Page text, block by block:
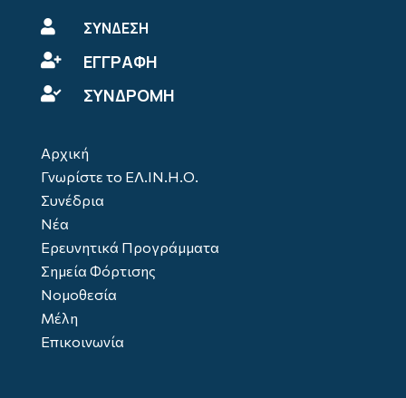
 ΣΥΝΔΕΣΗ
 ΕΓΓΡΑΦΗ
 ΣΥΝΔΡΟΜΗ
Αρχική
Γνωρίστε το ΕΛ.ΙΝ.Η.Ο.
Συνέδρια
Νέα
Ερευνητικά Προγράμματα
Σημεία Φόρτισης
Νομοθεσία
Μέλη
Επικοινωνία